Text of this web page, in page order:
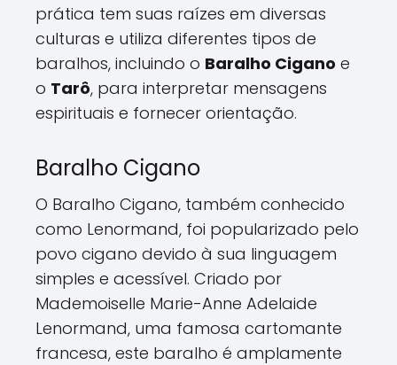
prática tem suas raízes em diversas
culturas e utiliza diferentes tipos de
baralhos, incluindo o Baralho Cigano e
o Tarô, para interpretar mensagens
espirituais e fornecer orientação.
Baralho Cigano
O Baralho Cigano, também conhecido
como Lenormand, foi popularizado pelo
povo cigano devido à sua linguagem
simples e acessível. Criado por
Mademoiselle Marie-Anne Adelaide
Lenormand, uma famosa cartomante
francesa, este baralho é amplamente